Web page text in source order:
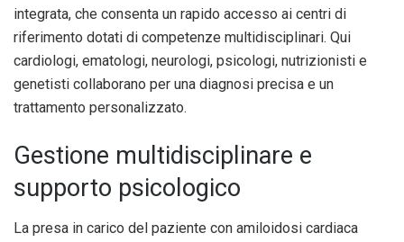
integrata, che consenta un rapido accesso ai centri di
riferimento dotati di competenze multidisciplinari. Qui
cardiologi, ematologi, neurologi, psicologi, nutrizionisti e
genetisti collaborano per una diagnosi precisa e un
trattamento personalizzato.
Gestione multidisciplinare e
supporto psicologico
La presa in carico del paziente con amiloidosi cardiaca